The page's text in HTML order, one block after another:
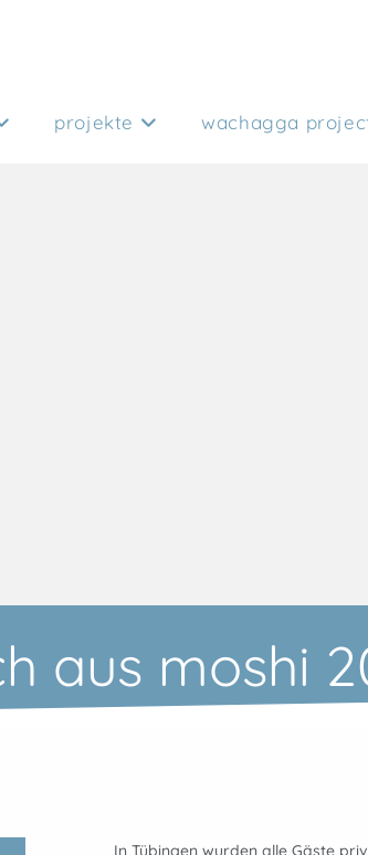
projekte wachagga
aus moshi
In Tübingen wurden alle Gäste